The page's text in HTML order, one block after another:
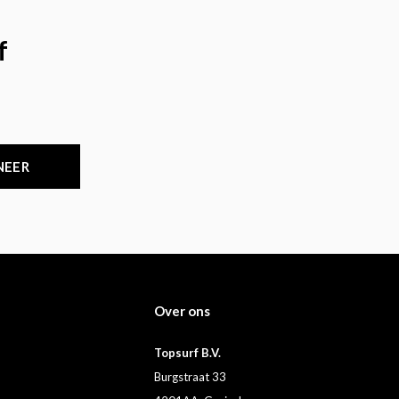
Over ons
Topsurf B.V.
Burgstraat 33